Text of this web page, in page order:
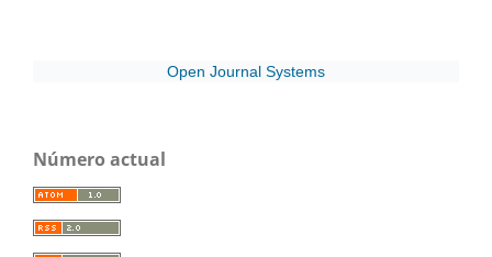
Open Journal Systems
Número actual